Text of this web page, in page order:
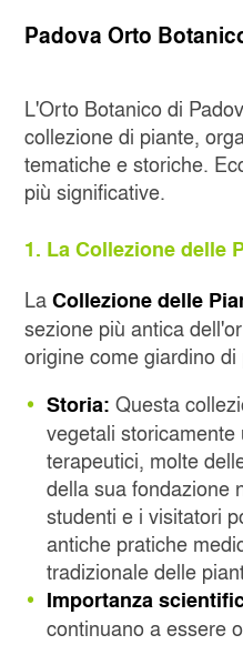
Padova Orto
L'Orto Botanico di
collezione di piante,
tematiche e storiche.
più significative.
1. La Collezione delle
LaCollezione delle
sezione più antica
origine come giardino
Storia: Questa
vegetali
terapeutici, molte
della sua fondazione
studenti e i visitatori
antiche pratiche
tradizionale delle
Importanza
continuano a essere